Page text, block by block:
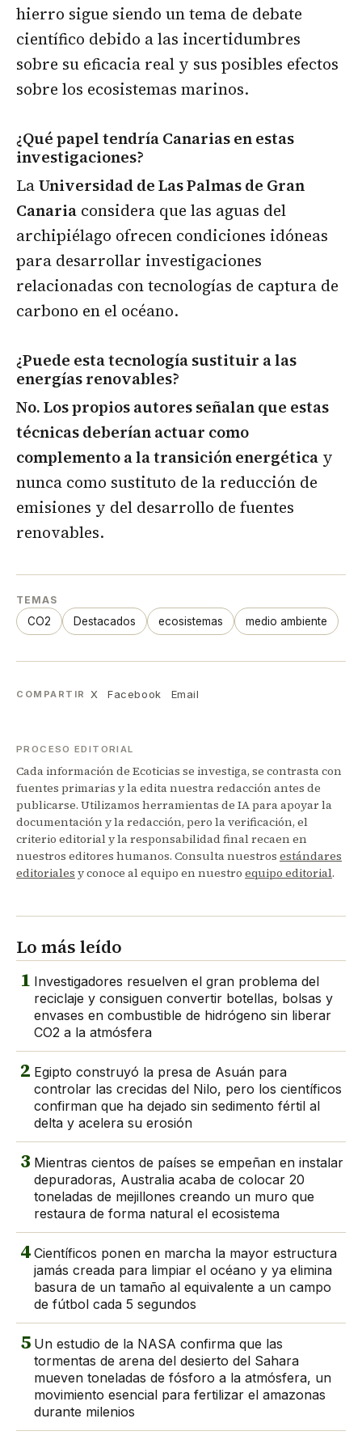
hierro sigue siendo un tema de debate
científico debido a las incertidumbres
sobre su eficacia real y sus posibles efectos
sobre los ecosistemas marinos.
¿Qué papel tendría Canarias en estas
investigaciones?
LaUniversidad de Las Palmas de Gran
Canaria considera que las aguas del
archipiélago ofrecen condiciones idóneas
para desarrollar investigaciones
relacionadas con tecnologías de captura de
carbono en el océano.
¿Puede esta tecnología sustituir a las
energías renovables?
No. Los propios autores señalan que estas
técnicas deberían actuar como
complemento a la transición energética y
nunca como sustituto de la reducción de
emisiones y del desarrollo de fuentes
renovables.
TEMAS
CO2 Destacados ecosistemas medio ambiente
COMPARTIR X Facebook Email
PROCESO EDITORIAL
Cada información de Ecoticias se investiga, se contrasta con
fuentes primarias y la edita nuestra redacción antes de
publicarse. Utilizamos herramientas de IA para apoyar la
documentación y la redacción, pero la verificación, el
criterio editorial y la responsabilidad final recaen en
nuestros editores humanos. Consulta nuestros estándares
editoriales y conoce al equipo en nuestro equipo editorial.
Lo más leído
1 Investigadores resuelven el gran problema del
reciclaje y consiguen convertir botellas, bolsas y
envases en combustible de hidrógeno sin liberar
CO2 a la atmósfera
2 Egipto construyó la presa de Asuán para
controlar las crecidas del Nilo, pero los científicos
confirman que ha dejado sin sedimento fértil al
delta y acelera su erosión
3 Mientras cientos de países se empeñan en instalar
depuradoras, Australia acaba de colocar 20
toneladas de mejillones creando un muro que
restaura de forma natural el ecosistema
4 Científicos ponen en marcha la mayor estructura
jamás creada para limpiar el océano y ya elimina
basura de un tamaño al equivalente a un campo
de fútbol cada 5 segundos
5 Un estudio de la NASA confirma que las
tormentas de arena del desierto del Sahara
mueven toneladas de fósforo a la atmósfera, un
movimiento esencial para fertilizar el amazonas
durante milenios